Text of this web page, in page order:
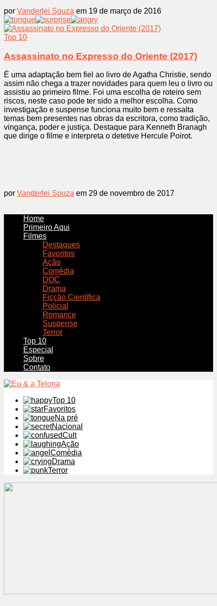
por Vanderlei Souza em 19 de março de 2016
Top 10
Assassinato no Expresso do Oriente (2017)
É uma adaptação bem fiel ao livro de Agatha Christie, sendo
assim não chega a trazer novidades para quem leu o livro ou
assistiu ao primeiro filme. Foi uma escolha de roteiro sem
riscos, neste caso pode ter sido a melhor escolha. Como
investigação e suspense funciona muito bem e ressalta
temas bem presentes nas obras da escritora, como tradição,
vingança, poder e justiça. Destaque para Kenneth Branagh
que dirige o filme e interpreta o detetive Hercule Poirot.
por Vanderlei Souza em 29 de novembro de 2017
Home
Primeiro Aqui
Filmes
Destaques
Favoritos
Ação
Comédia
DOC
Drama
Ficção Científica
Policial
Romance
Suspense
Terror
Top 10
Especial
Sobre
Contato
Top 10
Favoritos
Na pré
Nacional
Cult
Ação
Comédia
Drama
Terror